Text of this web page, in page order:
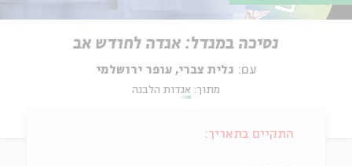
נסיכה במגדל: אגדה לחודש אב
עם: גלית צברי, עופר ירושלמי
מתוך: אגדות הלבנה
התקיים בתאריך: